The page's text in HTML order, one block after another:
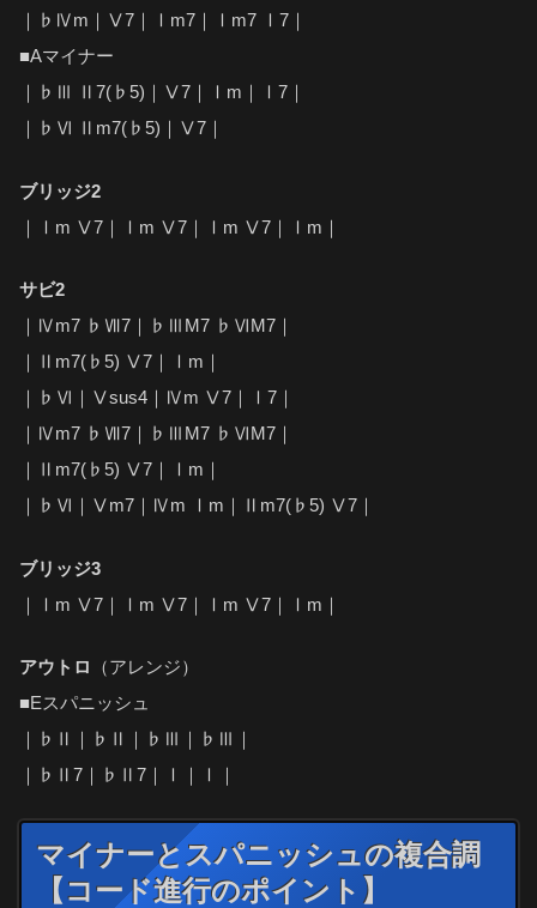
｜♭Ⅳm｜Ⅴ7｜Ⅰm7｜Ⅰm7 Ⅰ7｜
■Aマイナー
｜♭Ⅲ Ⅱ7(♭5)｜Ⅴ7｜Ⅰm｜Ⅰ7｜
｜♭Ⅵ Ⅱm7(♭5)｜Ⅴ7｜
ブリッジ2
｜Ⅰm Ⅴ7｜Ⅰm Ⅴ7｜Ⅰm Ⅴ7｜Ⅰm｜
サビ2
｜Ⅳm7 ♭Ⅶ7｜♭ⅢM7 ♭ⅥM7｜
｜Ⅱm7(♭5) Ⅴ7｜Ⅰm｜
｜♭Ⅵ｜Ⅴsus4｜Ⅳm Ⅴ7｜Ⅰ7｜
｜Ⅳm7 ♭Ⅶ7｜♭ⅢM7 ♭ⅥM7｜
｜Ⅱm7(♭5) Ⅴ7｜Ⅰm｜
｜♭Ⅵ｜Ⅴm7｜Ⅳm Ⅰm｜Ⅱm7(♭5) Ⅴ7｜
ブリッジ3
｜Ⅰm Ⅴ7｜Ⅰm Ⅴ7｜Ⅰm Ⅴ7｜Ⅰm｜
アウトロ
（アレンジ）
■Eスパニッシュ
｜♭Ⅱ｜♭Ⅱ｜♭Ⅲ｜♭Ⅲ｜
｜♭Ⅱ7｜♭Ⅱ7｜Ⅰ｜Ⅰ｜
マイナーとスパニッシュの複合調
【コード進行のポイント】